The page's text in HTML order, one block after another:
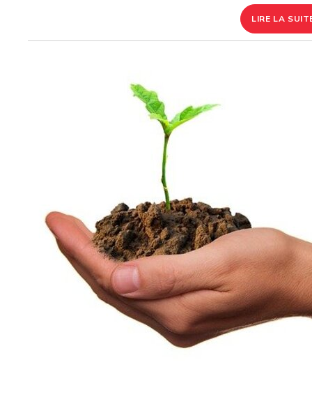
LIRE LA